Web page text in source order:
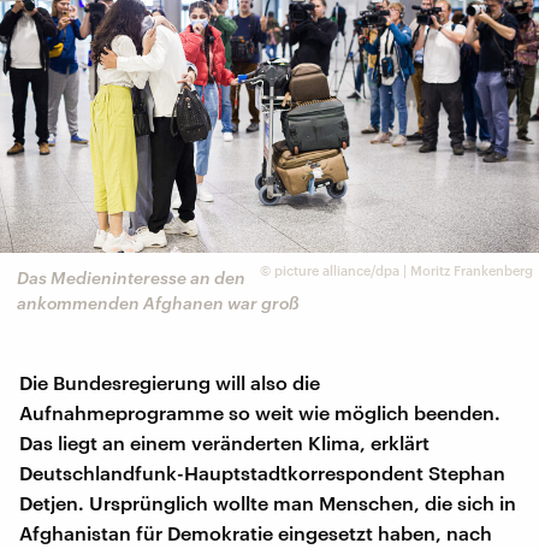
© picture alliance/dpa | Moritz Frankenberg
Das Medieninteresse an den
ankommenden Afghanen war groß
Die Bundesregierung will also die
Aufnahmeprogramme so weit wie möglich beenden.
Das liegt an einem veränderten Klima, erklärt
Deutschlandfunk-Hauptstadtkorrespondent Stephan
Detjen. Ursprünglich wollte man Menschen, die sich in
Afghanistan für Demokratie eingesetzt haben, nach